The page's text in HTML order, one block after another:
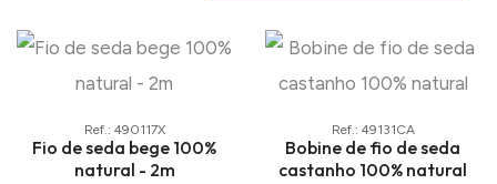
Ref.: 490117X
Fio de seda bege 100%
natural - 2m
Ref.: 49131CA
Bobine de fio de seda
castanho 100% natural